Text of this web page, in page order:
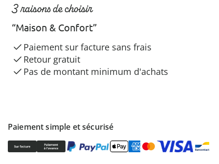
Paiement simple et sécurisé
3 raisons de choisir
“Maison & Confort”
Paiement sur facture sans frais
Retour gratuit
Pas de montant minimum d'achats